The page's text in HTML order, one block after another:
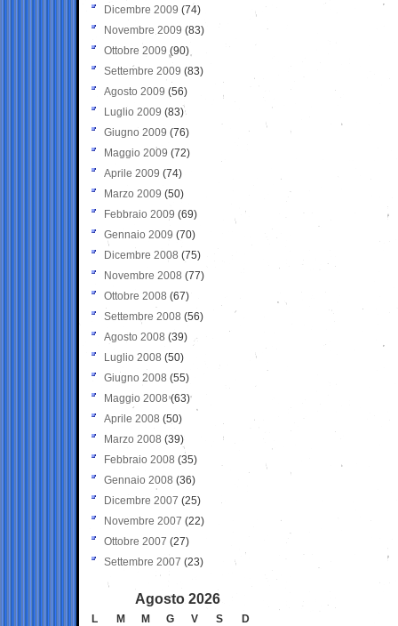
Dicembre 2009 (74)
Novembre 2009 (83)
Ottobre 2009 (90)
Settembre 2009 (83)
Agosto 2009 (56)
Luglio 2009 (83)
Giugno 2009 (76)
Maggio 2009 (72)
Aprile 2009 (74)
Marzo 2009 (50)
Febbraio 2009 (69)
Gennaio 2009 (70)
Dicembre 2008 (75)
Novembre 2008 (77)
Ottobre 2008 (67)
Settembre 2008 (56)
Agosto 2008 (39)
Luglio 2008 (50)
Giugno 2008 (55)
Maggio 2008(63)
Aprile 2008 (50)
Marzo 2008 (39)
Febbraio 2008 (35)
Gennaio 2008 (36)
Dicembre 2007 (25)
Novembre 2007 (22)
Ottobre 2007 (27)
Settembre 2007 (23)
Agosto 2026
L M M G V S
D